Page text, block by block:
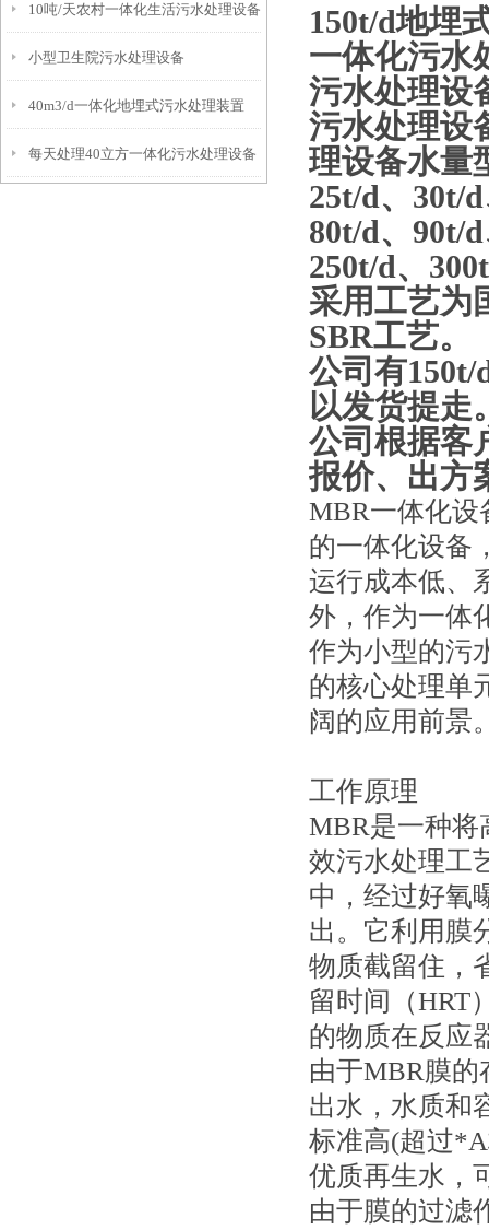
10吨/天农村一体化生活污水处理设备
小型卫生院污水处理设备
40m3/d一体化地埋式污水处理装置
每天处理40立方一体化污水处理设备
150t/d地埋
一体化污水
污水处理设
污水处理设
理设备水量
25t/d、30t/
80t/d、90t/
250t/d、
采用工艺为
SBR工艺。
公司有150t/
以发货提走
公司根据客
报价、出方
MBR一体化设
的一体化设备
运行成本低、
外，作为一体
作为小型的污
的核心处理单
阔的应用前景
工作原理
MBR是一种将
效污水处理工
中，经过好氧
出。它利用膜
物质截留住，
留时间（HRT
的物质在反应
由于MBR膜
出水，水质和
标准高(超过
优质再生水，
由于膜的过滤